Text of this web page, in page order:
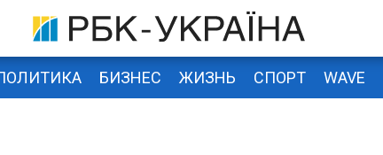
БИЗНЕС ЖИЗНЬ СПОРТ WAVE